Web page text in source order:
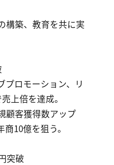
構築、教育を共に実
プロモーション、リ
上倍を達成。
顧客獲得数アップ
10億を狙う。
突破